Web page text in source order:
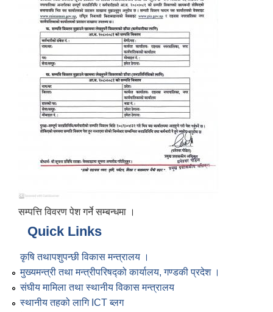
सम्पत्ति विवरण पेश गर्ने सम्बन्धमा ।
Quick Links
कृषि तथापशुपन्छी विकास मन्त्रालय ।
मुख्यमन्त्री तथा मन्त्रीपरिषद्को कार्यालय, गण्डकी प्रदेश ।
संघीय मामिला तथा स्थानीय विकास मन्त्रालय
स्थानीय तहको लागि ICT ब्लग